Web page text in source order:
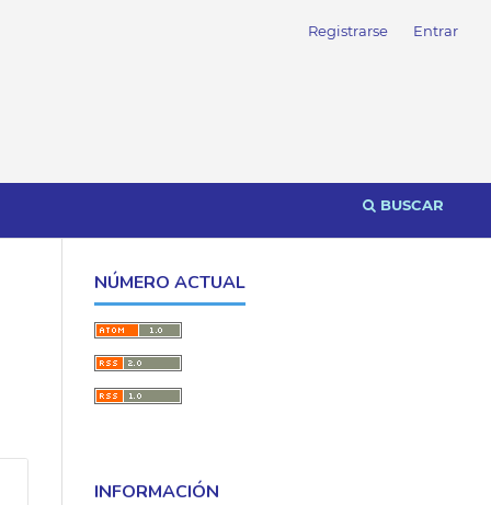
BUSCAR
Registrarse Entrar
NÚMERO ACTUAL
INFORMACIÓN